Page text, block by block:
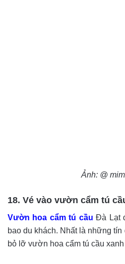
Ảnh: @
18. Vé vào vườn cẩm tú
Vườn hoa cẩm tú cầu Đà Lạt
bao du khách. Nhất là những
bỏ lỡ vườn hoa cẩm tú cầu